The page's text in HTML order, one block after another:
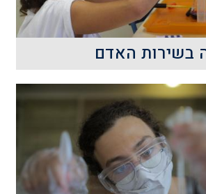
קרא עוד
בשירות האדם נעשית
הראשונית לשם הבנת
מדע בסיסי ויישומו בתחומי
החיים השונים.
בשירות האדם